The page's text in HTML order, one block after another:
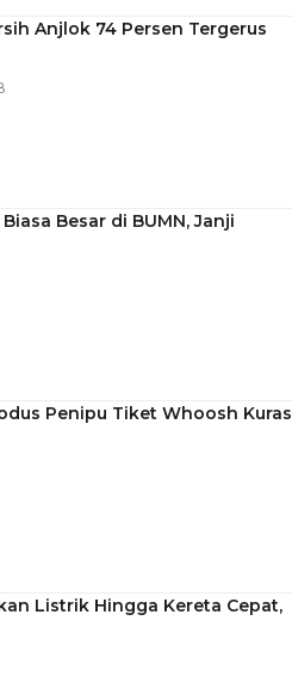
Anjlok 74 Persen Tergerus
Besar di BUMN, Janji
Penipu Tiket Whoosh Kuras
Listrik Hingga Kereta Cepat,